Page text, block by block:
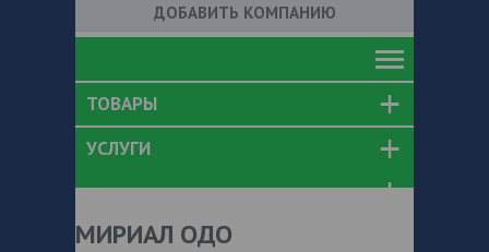
ДОБАВИТЬ КОМПАНИЮ
ТОВАРЫ
УСЛУГИ
МИРИАЛ ОДО